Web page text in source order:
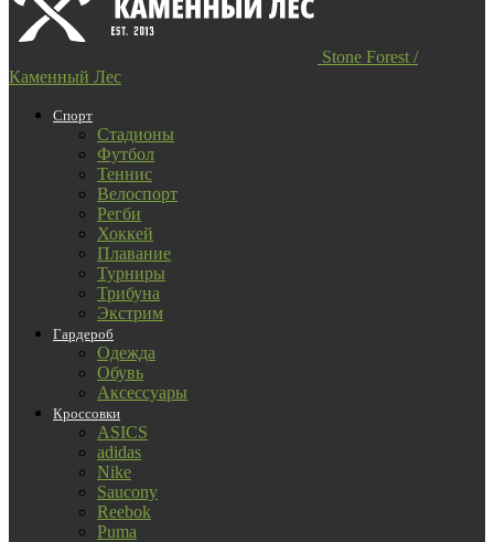
Stone Forest /
Каменный Лес
Спорт
Стадионы
Футбол
Теннис
Велоспорт
Регби
Хоккей
Плавание
Турниры
Трибуна
Экстрим
Гардероб
Одежда
Обувь
Аксессуары
Кроссовки
ASICS
adidas
Nike
Saucony
Reebok
Puma